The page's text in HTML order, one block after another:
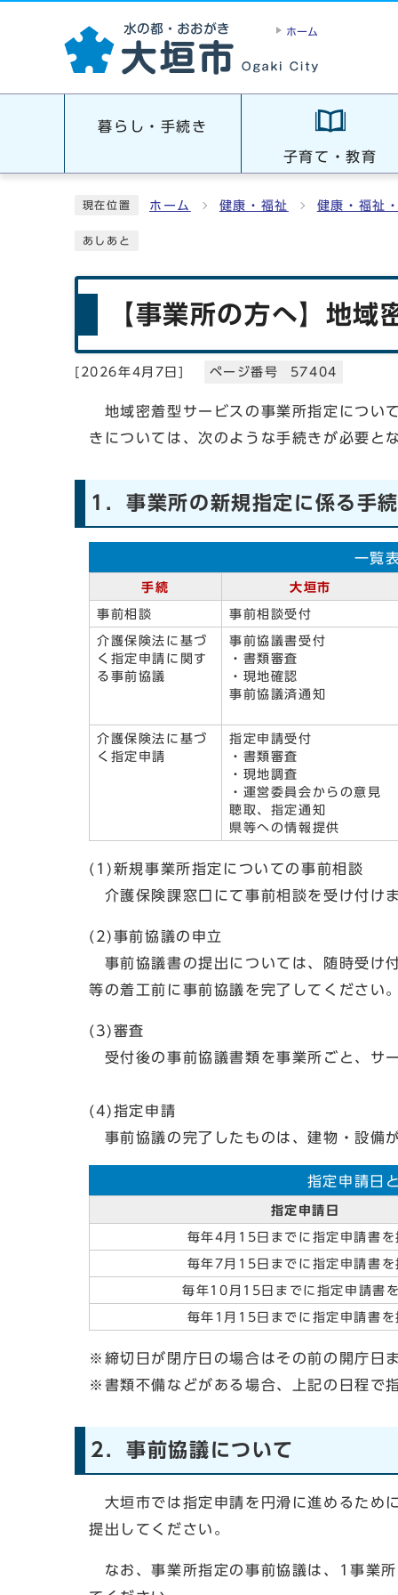
ホーム
暮らし・手続き
子育て・教育
現在位置 ホーム 健康・福祉 健康・福祉
あしあと
【事業所の方へ】地
2026年4月7日 ページ番号 57404
地域密着型サービスの事業所指定につい
きについては、次のような手続きが必要と
1．事業所の新規指定に係る手
一覧
手続 大垣市
事前相談 事前相談受付
介護保険法に基づ
く指定申請に関す
る事前協議
事前協議書受付
・書類審査
・現地確認
事前協議済通知
介護保険法に基づ
く指定申請
指定申請受付
・書類審査
・現地調査
・運営委員会からの意見
聴取、指定通知
県等への情報提供
(1)新規事業所指定についての事前相談
介護保険課窓口にて事前相談を受け付け
(2)事前協議の申立
事前協議書の提出については、随時受け
等の着工前に事前協議を完了してください
(3)審査
受付後の事前協議書類を事業所ごと、サ
(4)指定申請
事前協議の完了したものは、建物・設備
指定申請日
指定申請日
毎年4月15日までに指定申請書を
毎年7月15日までに指定申請書を
毎年10月15日までに指定申請書
毎年1月15日までに指定申請書を
※締切日が閉庁日の場合はその前の開庁日
※書類不備などがある場合、上記の日程で
2．事前協議について
大垣市では指定申請を円滑に進めるため
提出してください。
なお、事業所指定の事前協議は、1事業